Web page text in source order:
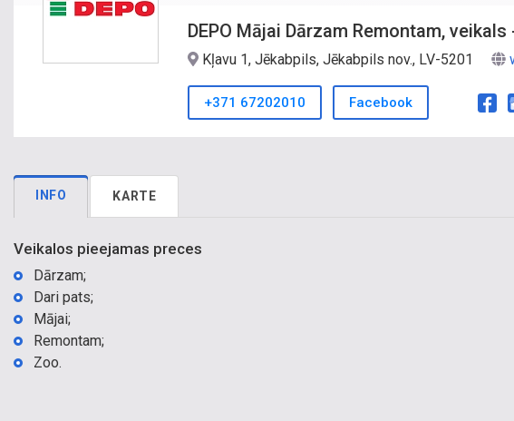
DEPO Mājai Dārzam Remontam,
Kļavu 1, Jēkabpils, Jēkabpils nov., LV-5201
+371 67202010 Facebook
INFO KARTE
Veikalos pieejamas preces
Dārzam;
Dari pats;
Mājai;
Remontam;
Zoo.